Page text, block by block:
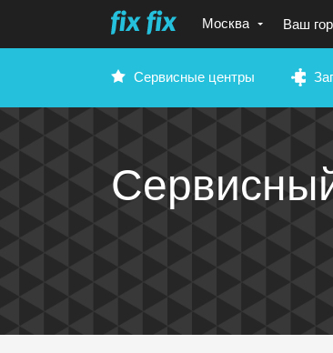
Москва Ваш
Сервисные центры